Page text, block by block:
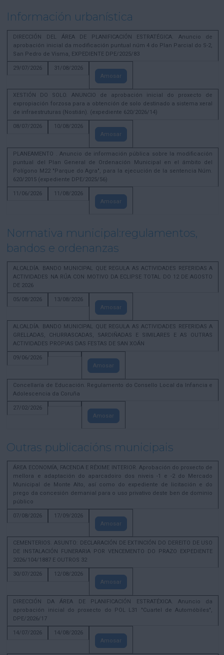
Información urbanística
DIRECCIÓN DEL ÁREA DE PLANIFICACIÓN ESTRATÉGICA. Anuncio de
aprobación inicial da modificación puntual núm 4 do Plan Parcial do S-2,
San Pedro de Visma, EXPEDIENTE DPE/2025/83
29/07/2026
31/08/2026
Amosar
XESTIÓN DO SOLO. ANUNCIO de aprobación inicial do proxecto de
expropiación forzosa para a obtención de solo destinado a sistema xeral
de infraestruturas (Nostián). (expediente 620/2026/14)
08/07/2026
10/08/2026
Amosar
PLANEAMENTO . Anuncio de información pública sobre la modificación
puntual del Plan General de Ordenación Municipal en el ámbito del
Polígono M22 "Parque do Agra", para la ejecución de la sentencia Núm.
620/2015 (expediente DPE/2025/56)
11/06/2026
11/08/2026
Amosar
Normativa municipal:regulamentos,
bandos e ordenanzas
ALCALDÍA. BANDO MUNICIPAL QUE REGULA AS ACTIVIDADES REFERIDAS A
ACTIVIDADES NA RÚA CON MOTIVO DA ECLIPSE TOTAL DO 12 DE AGOSTO
DE 2026
05/08/2026
13/08/2026
Amosar
ALCALDÍA. BANDO MUNICIPAL QUE REGULA AS ACTIVIDADES REFERIDAS A
GRELLADAS, CHURRASCADAS, SARDIÑADAS E SIMILARES E AS OUTRAS
ACTIVIDADES PROPIAS DAS FESTAS DE SAN XOÁN
09/06/2026
Amosar
Concellaría de Educación. Regulamento do Consello Local da Infancia e
Adolescencia da Coruña
27/02/2026
Amosar
Outras publicacións municipais
ÁREA ECONOMÍA, FACENDA E RÉXIME INTERIOR. Aprobación do proxecto de
mellora e adaptación do aparcadoiro dos niveis -1 e -2 do Mercado
Municipal de Monte Alto, así como do expediente de licitación e do
prego da concesión demanial para o uso privativo deste ben de dominio
público
07/08/2026
17/09/2026
Amosar
CEMENTERIOS. ASUNTO: DECLARACIÓN DE EXTINCIÓN DO DEREITO DE USO
DE INSTALACIÓN FUNERARIA POR VENCEMENTO DO PRAZO EXPEDIENTE
2026/104/1887 E OUTROS 32
30/07/2026
12/08/2026
Amosar
DIRECCIÓN DA ÁREA DE PLANIFICACIÓN ESTRATÉXICA. Anuncio da
aprobación inicial do proxecto do POL L31 "Cuartel de Automóbiles",
DPE/2026/17
14/07/2026
14/08/2026
Amosar